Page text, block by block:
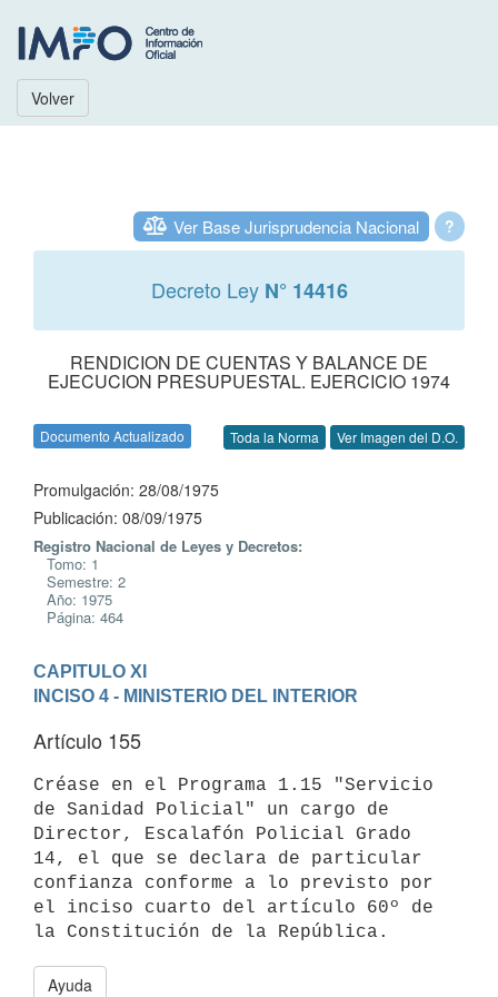
Volver
?
Ver Base Jurisprudencia Nacional
Decreto Ley N° 14416
RENDICION DE CUENTAS Y BALANCE DE
EJECUCION PRESUPUESTAL. EJERCICIO 1974
Documento Actualizado Toda la Norma Ver Imagen del D.O.
Promulgación: 28/08/1975
Publicación: 08/09/1975
Registro Nacional de Leyes y Decretos:
Tomo: 1
Semestre: 2
Año: 1975
Página: 464
CAPITULO XI
INCISO 4 - MINISTERIO DEL INTERIOR
Artículo 155
Créase en el Programa 1.15 "Servicio
de Sanidad Policial" un cargo de
Director, Escalafón Policial Grado
14, el que se declara de particular
confianza conforme a lo previsto por
el inciso cuarto del artículo 60º de
Ayuda